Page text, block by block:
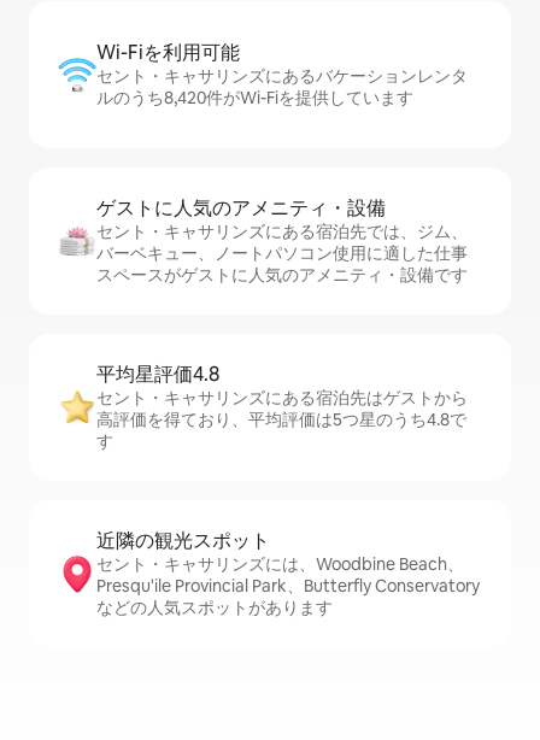
Wi-Fiを利⁠用⁠可⁠能
セント・キャサリンズにあるバケーションレンタ
ルのうち8,420件がWi-Fiを提供しています
ゲストに人⁠気⁠のア⁠メ⁠ニ⁠テ⁠ィ・設⁠備
セント・キャサリンズにある宿泊先では、ジム、
バーベキュー、ノートパソコン使用に適した仕事
スペースがゲストに人気のアメニティ・設備です
平均星評価4.8
セント・キャサリンズにある宿泊先はゲストから
高評価を得ており、平均評価は5つ星のうち4.8で
す
近隣の観光ス⁠ポ⁠ッ⁠ト
セント・キャサリンズには、Woodbine Beach、
Presqu'ile Provincial Park、Butterfly Conservatory
などの人気スポットがあります